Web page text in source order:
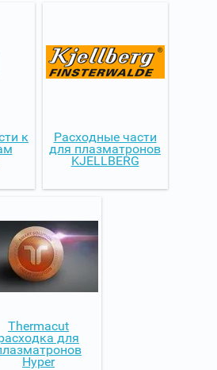
к Расходные части
для плазматронов
KJELLBERG
Thermacut
для
Hyper